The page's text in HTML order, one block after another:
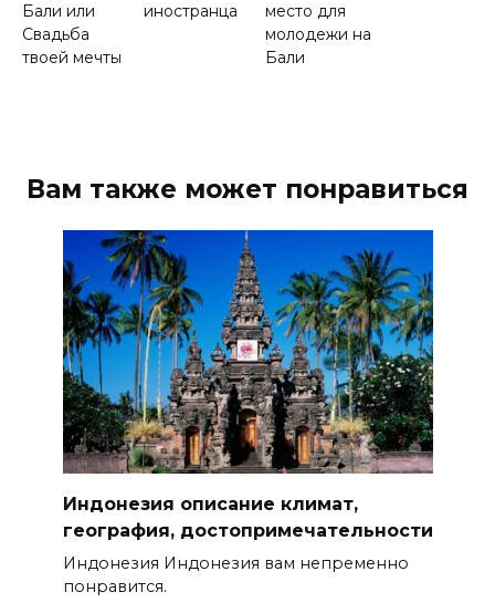
Бали или
Свадьба
твоей мечты
иностранца
место для
молодежи на
Бали
Вам также может понравиться
Индонезия описание климат,
география, достопримечательности
Индонезия Индонезия вам непременно
понравится.